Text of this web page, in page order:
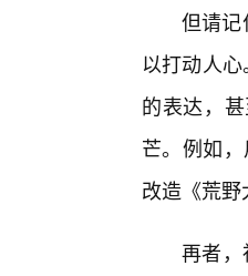
但请
以打动人
的表达，
芒。例如
改造《荒
再者